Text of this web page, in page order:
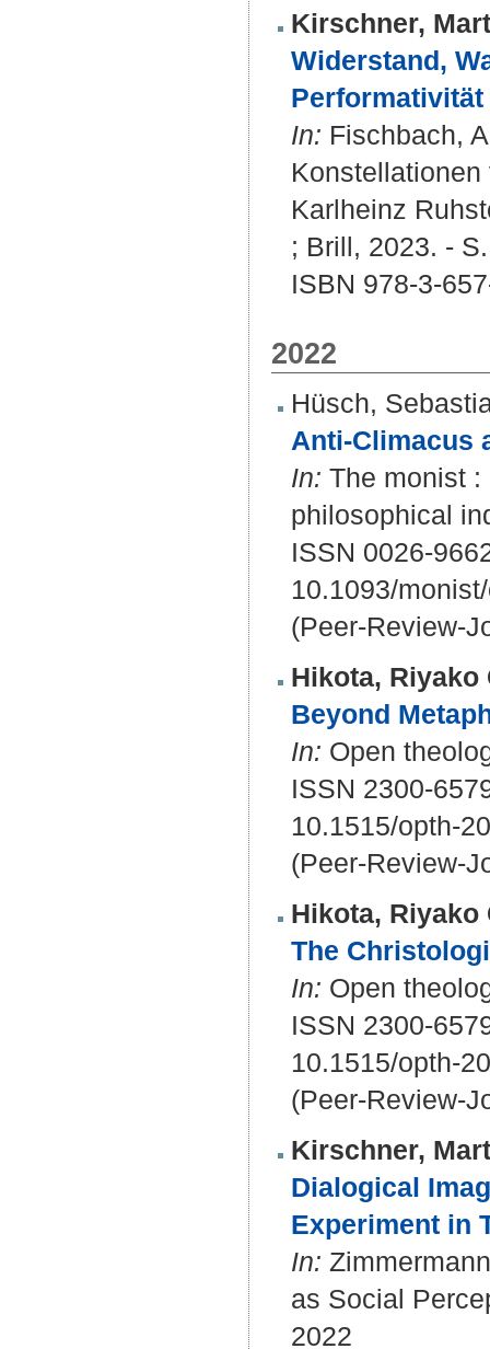
Kirschner,
Widerstand,
In: Fischbach,
Karlheinz
; Brill, 2023. -
ISBN 978-3-
2022
Hüsch,
Anti-Climacus
In: The monist
philosophical
ISSN 0026-
10.1093/
(Peer-Review-
Hikota, Riyako
Beyond
In: Open
ISSN 2300-
10.1515/opth-
(Peer-Review-
Hikota, Riyako
The
In: Open
ISSN 2300-
10.1515/opth-
(Peer-Review-
Kirschner,
Dialogical
Experiment in
In:
as Social
2022